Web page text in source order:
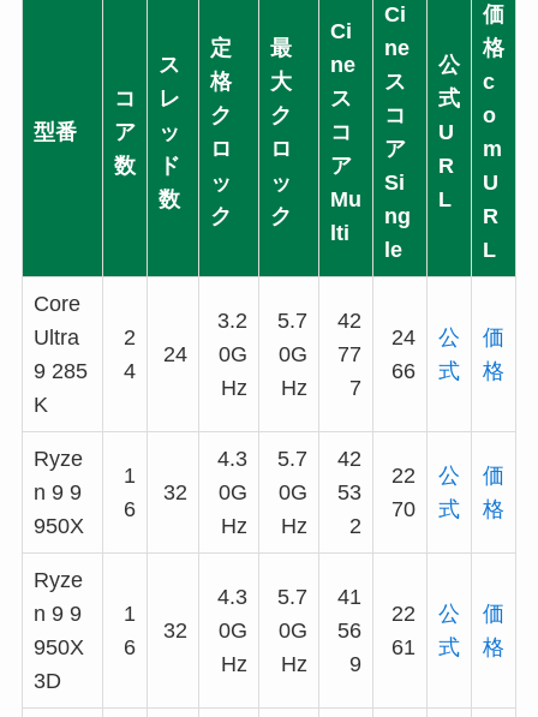
型番
コ
ア
数
ス
レ
ッ
ド
数
定
格
ク
ロ
ッ
ク
最
大
ク
ロ
ッ
ク
Ci
ne
ス
コ
ア
Mu
lti
Ci
ne
ス
コ
ア
Si
ng
le
公
式
U
R
L
価
格
c
o
m
U
R
L
Core
Ultra
9 285
K
2
4
24
3.2
0G
Hz
5.7
0G
Hz
42
77
7
24
66
公
式
価
格
Ryze
n 9 9
950X
1
6
32
4.3
0G
Hz
5.7
0G
Hz
42
53
2
22
70
公
式
価
格
Ryze
n 9 9
950X
3D
1
6
32
4.3
0G
Hz
5.7
0G
Hz
41
56
9
22
61
公
式
価
格